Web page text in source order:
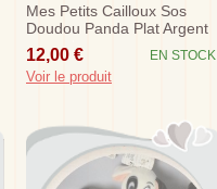
Mes Petits Cailloux Sos
Doudou Panda Plat Argent
Blanc
12,00 € EN STOCK
Voir le produit